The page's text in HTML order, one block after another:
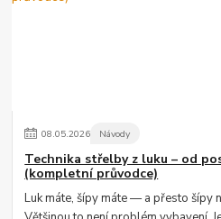
08.05.2026 Návody
Technika střelby z luku – od
(kompletní průvodce)
Luk máte, šípy máte — a přesto šípy